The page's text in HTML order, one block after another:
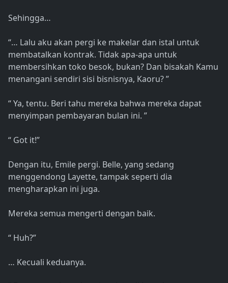
Sehingga…
“… Lalu aku akan pergi ke makelar dan istal untuk
membatalkan kontrak. Tidak apa-apa untuk
membersihkan toko besok, bukan? Dan bisakah Kamu
menangani sendiri sisi bisnisnya, Kaoru? ”
“ Ya, tentu. Beri tahu mereka bahwa mereka dapat
menyimpan pembayaran bulan ini. ”
“ Got it!”
Dengan itu, Emile pergi. Belle, yang sedang
menggendong Layette, tampak seperti dia
mengharapkan ini juga.
Mereka semua mengerti dengan baik.
“ Huh?”
… Kecuali keduanya.